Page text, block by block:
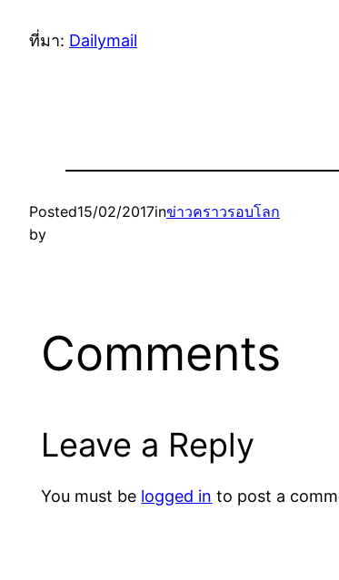
ที่มา: Dailymail
Posted15/02/2017inข่าวคราวรอบโลก
by
Comments
Leave a Reply
You must be logged in to post a